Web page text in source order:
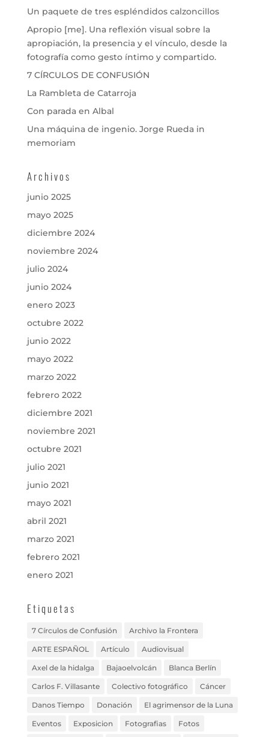
Un paquete de tres espléndidos calzoncillos
Apropio [me]. Una reflexión visual sobre la
apropiación, la presencia y el vínculo, desde la
fotografía como gesto íntimo y compartido.
7 CÍRCULOS DE CONFUSIÓN
La Rambleta de Catarroja
Con parada en Albal
Una máquina de ingenio. Jorge Rueda in
memoriam
Archivos
junio 2025
mayo 2025
diciembre 2024
noviembre 2024
julio 2024
junio 2024
enero 2023
octubre 2022
junio 2022
mayo 2022
marzo 2022
febrero 2022
diciembre 2021
noviembre 2021
octubre 2021
julio 2021
junio 2021
mayo 2021
abril 2021
marzo 2021
febrero 2021
enero 2021
Etiquetas
7 Círculos de Confusión Archivo la Frontera
ARTE ESPAÑOL Artículo Audiovisual
Axel de la hidalga Bajaoelvolcán Blanca Berlín
Carlos F. Villasante Colectivo fotográfico Cáncer
Danos Tiempo Donación El agrimensor de la Luna
Eventos Exposicion Fotografias Fotos